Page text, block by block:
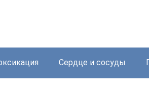
Сердце и сосуды